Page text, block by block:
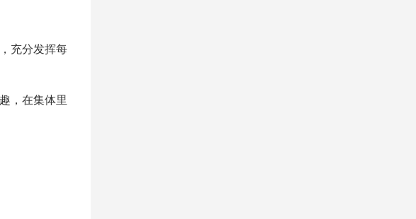
充分发挥每
，在集体里